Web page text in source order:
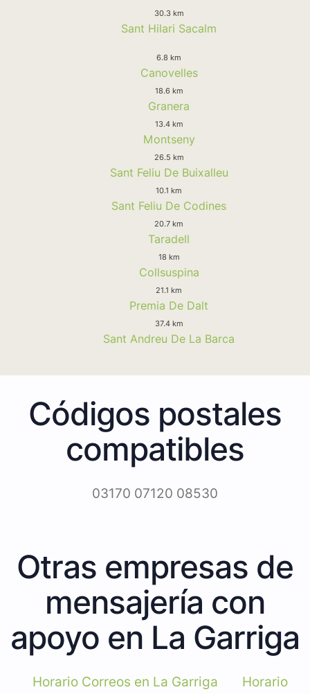
30.3 km
Sant Hilari Sacalm
6.8 km
Canovelles
18.6 km
Granera
13.4 km
Montseny
26.5 km
Sant Feliu De Buixalleu
10.1 km
Sant Feliu De Codines
20.7 km
Taradell
18 km
Collsuspina
21.1 km
Premia De Dalt
37.4 km
Sant Andreu De La Barca
Códigos postales
compatibles
03170 07120 08530
Otras empresas de
mensajería con
apoyo en La Garriga
Horario Correos en La Garriga
Horario